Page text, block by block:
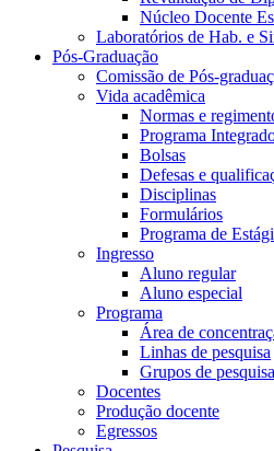
Núcleo Docente
Laboratórios de Hab. e
Pós-Graduação
Comissão de Pós-
Vida acadêmica
Normas e
Programa
Bolsas
Defesas e
Disciplinas
Formulários
Programa de
Ingresso
Aluno regular
Aluno especial
Programa
Área de
Linhas de pesquisa
Grupos de pesquisa
Docentes
Produção docente
Egressos